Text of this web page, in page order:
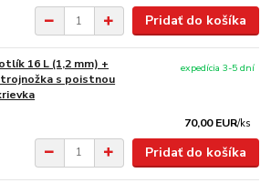
Pridať do košíka
16 L (1,2 mm) +
s poistnou
70,00 EUR/ks
expedícia 3-5 dní
Pridať do košíka